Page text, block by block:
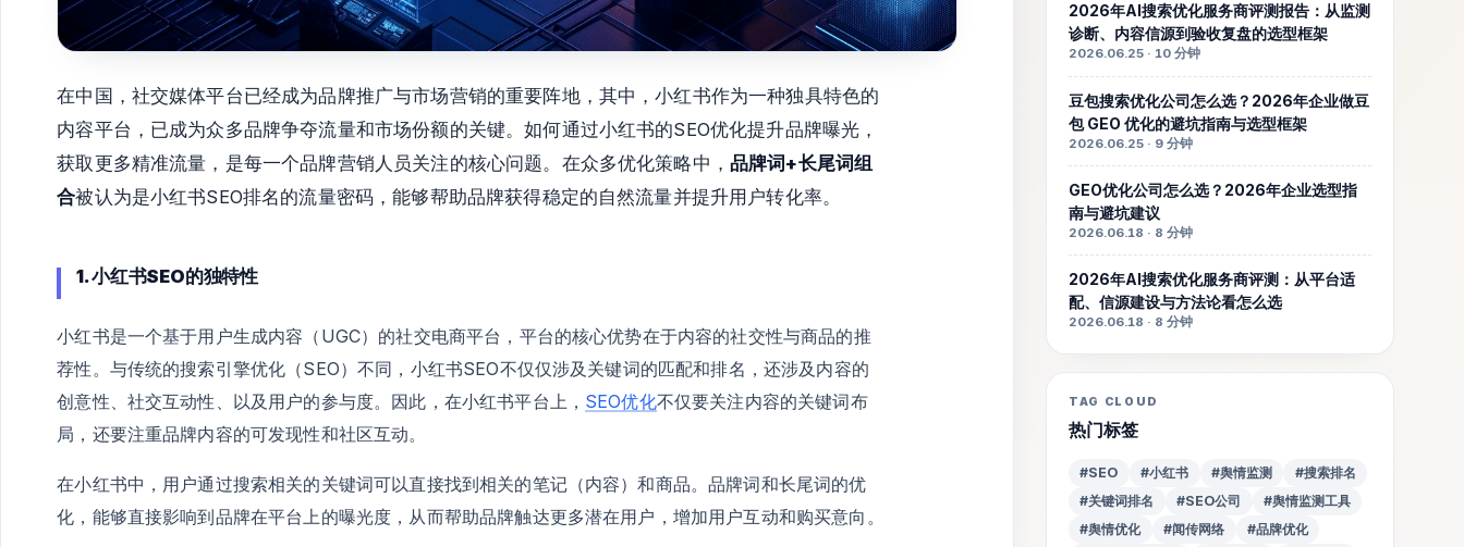
在中国，社交媒体平台已经成为品牌推广与市场营销的重要阵地，其中，小红书作为一种独具特色的
内容平台，已成为众多品牌争夺流量和市场份额的关键。如何通过小红书的SEO优化提升品牌曝光，
获取更多精准流量，是每一个品牌营销人员关注的核心问题。在众多优化策略中， 品牌词+长尾词组
合被认为是小红书SEO排名的流量密码，能够帮助品牌获得稳定的自然流量并提升用户转化率。
1. 小红书SEO的独特性
小红书是一个基于用户生成内容（UGC）的社交电商平台，平台的核心优势在于内容的社交性与商品的推
荐性。与传统的搜索引擎优化（SEO）不同，小红书SEO不仅仅涉及关键词的匹配和排名，还涉及内容的
创意性、社交互动性、以及用户的参与度。因此，在小红书平台上， SEO优化不仅要关注内容的关键词布
局，还要注重品牌内容的可发现性和社区互动。
在小红书中，用户通过搜索相关的关键词可以直接找到相关的笔记（内容）和商品。品牌词和长尾词的优
化，能够直接影响到品牌在平台上的曝光度，从而帮助品牌触达更多潜在用户，增加用户互动和购买意向。
2026年AI搜索优化服务商评测报告：从监测
诊断、内容信源到验收复盘的选型框架
2026.06.25 · 10 分钟
豆包搜索优化公司怎么选？2026年企业做豆
包 GEO 优化的避坑指南与选型框架
2026.06.25 · 9 分钟
GEO优化公司怎么选？2026年企业选型指
南与避坑建议
2026.06.18 · 8 分钟
2026年AI搜索优化服务商评测：从平台适
配、信源建设与方法论看怎么选
2026.06.18 · 8 分钟
TAG CLOUD
热门标签
#SEO #小红书 #舆情监测
#搜索排名
#关键词排名
#SEO公司
#舆情监测工具
#舆情优化
#闻传网络
#品牌优化